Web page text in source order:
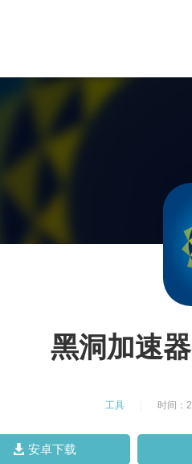
黑洞加速
工具 时间：
安卓下载